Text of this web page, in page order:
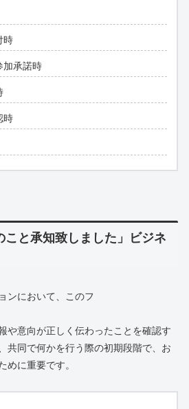
時
加承諾時
時
こと承知致しました」ビジネ
ンにおいて、このフ
や意向が正しく伝わったことを確認す
共同で何かを行う際の初期段階で、お
めに重要です。